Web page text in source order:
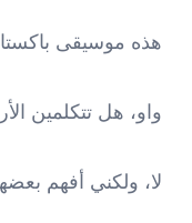
هذه موسيقى
واو، هل تتكلمين
لا، ولكني أفهم